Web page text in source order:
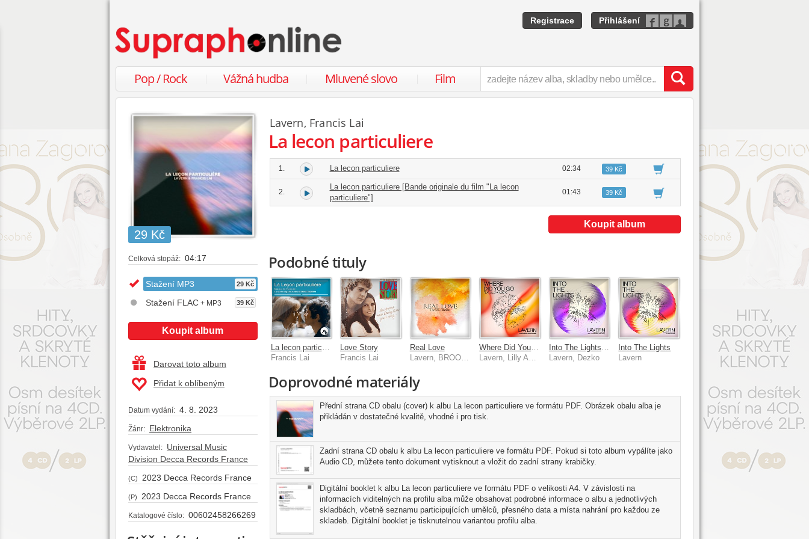
Registrace Přihlášení
Pop / Rock Vážná hudba Mluvené slovo Film
29 Kč
Celková stopáž: 04:17
Stažení MP3 29 Kč
Stažení FLAC + MP3 39 Kč
Koupit album
Darovat toto album
Přidat k oblíbeným
Datum vydání: 4. 8. 2023
Žánr: Elektronika
Vydavatel: Universal Music
Division Decca Records France
(C) 2023 Decca Records France
(P) 2023 Decca Records France
Katalogové číslo: 00602458266269
Lavern, Francis Lai
La lecon particuliere
1. La lecon particuliere 02:34 39 Kč
2.
La lecon particuliere [Bande originale du film "La lecon
particuliere"]
01:43 39 Kč
Koupit album
Podobné tituly
Francis Lai
Love Story
Francis Lai
Real Love
Lavern, BROOKS
Lavern, Dezko
Into The Lights
Lavern
Doprovodné materiály
Přední strana CD obalu (cover) k albu La lecon particuliere ve formátu PDF. Obrázek obalu alba je
přikládán v dostatečné kvalitě, vhodné i pro tisk.
Zadní strana CD obalu k albu La lecon particuliere ve formátu PDF. Pokud si toto album vypálíte jako
Audio CD, můžete tento dokument vytisknout a vložit do zadní strany krabičky.
Digitální booklet k albu La lecon particuliere ve formátu PDF o velikosti A4. V závislosti na
informacích viditelných na profilu alba může obsahovat podrobné informace o albu a jednotlivých
skladbách, včetně seznamu participujících umělců, přesného data a místa nahrání pro každou ze
skladeb. Digitální booklet je tisknutelnou variantou profilu alba.